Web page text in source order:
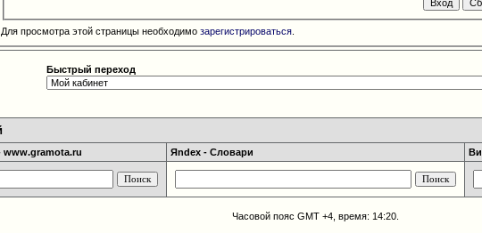
Для просмотра этой страницы необходимо зарегистрироваться.
Быстрый переход
www.gramota.ru Яndex - Словари
Часовой пояс GMT +4, время: 14:20